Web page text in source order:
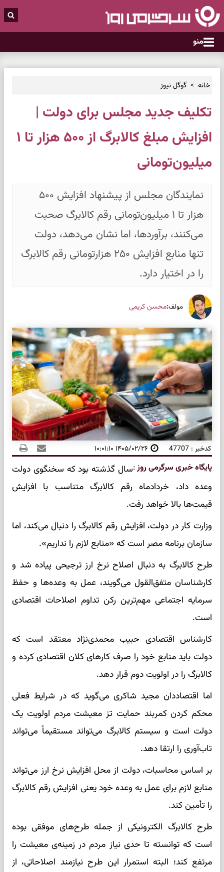
منو
خانه گوگل نیوز
تکلیف جدید مجلس برای دولت |
افزایش مبلغ کالابرگ از ۵۰۰ هزار تا ۱
میلیون‌تومانی
نمایندگان مجلس از پیشنهاد افزایش ۵۰۰
هزار تا ۱ میلیون‌تومانی رقم کالابرگ صحبت
می‌کنند، برآوردها، اما نشان می‌دهد، دولت
تنها منابع افزایش ۲۵۰ هزارتومانی رقم کالابرگ
را در اختیار دارد.
مولف:محسن کریمی
کدخبر : 47707 ۱۴۰۵/۰۲/۲۶ ۱۰:۰۱:۱۰
پایگاه خبری سرگرمی روز:سال گذشته بود که سخنگوی دولت
وعده داد، خردادماه رقم کالابرگ متناسب با افزایش
قیمت‌ها بالا خواهد رفت.
وزارت کار در دولت، افزایش رقم کالابرگ را دنبال می‌کند، اما
سازمان برنامه مصر است که «منابع لازم را نداریم».
طرح کالابرگ به دنبال اصلاح نرخ ارز ترجیحی پیاده شد و
کارشناسان متفق‌القول می‌گویند، عمل به وعده‌ها و حفظ
سرمایه اجتماعی مهم‌ترین رکن تداوم اصلاحات اقتصادی
است.
کارشناس اقتصادی حبیب محمدی‌نژاد معتقد است که
دولت باید منابع خود را صرف کار‌های کلان اقتصادی کرده و
کالابرگ را در اولویت دوم قرار دهد.
اما اقتصاددان مجید شاکری می‌گوید که در شرایط فعلی
محکم کردن کمربند حمایت تز معیشت مردم اولویت یک
دولت است و سیستم کالابرگ می‌تواند مستقیماً می‌تواند
تاب‌آوری را ارتقا دهد.
بر اساس محاسبات، دولت از محل افزایش نرخ ارز می‌تواند
منابع لازم برای عمل به وعده خود یعنی افزایش رقم کالابرگ
را تأمین کند.
طرح کالابرگ الکترونیکی از جمله طرح‌های موفقی بوده
است که توانسته تا حدی نیاز مردم در زمینه‌ی معیشت را
مرتفع کند؛ البته استمرار این طرح نیازمند اصلاحاتی، از